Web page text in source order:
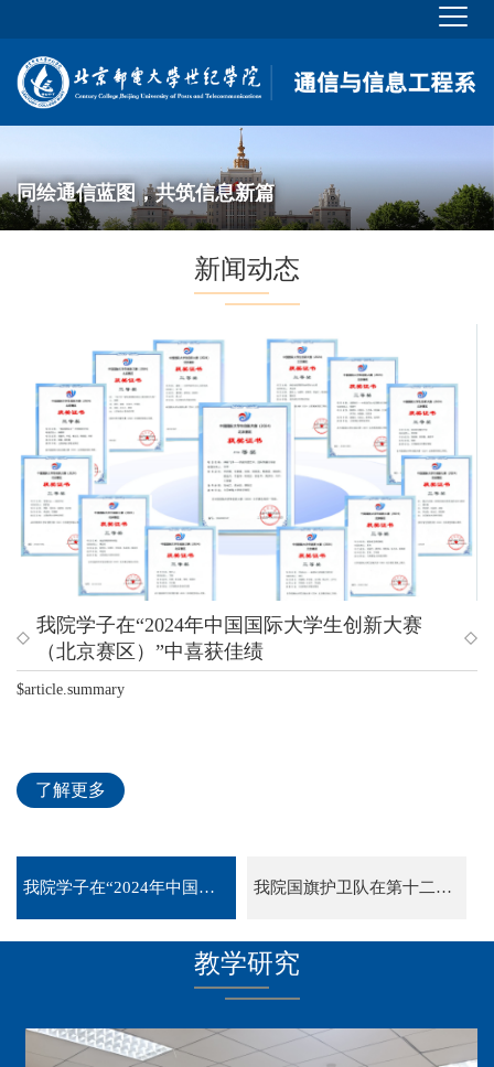
同绘通信蓝图，共筑信息新篇
新闻动态
我院学子在“2024年中国国际大学生创新大赛
（北京赛区）”中喜获佳绩
$article.summary
了解更多
我院国旗护卫队在第十二届北京高校国旗护卫队
展示赛中荣获佳绩
$article.summary
了解更多
第九届华为ICT大赛北京市赛 - 实践赛通信与信
息工程系颁奖仪式：以赛促学，佳绩闪耀育人硕
果
我院学子在“2024年中国国际大学生创新大赛（北京赛区）”中喜获佳绩 我院国旗护卫队在第十二届北京高校国旗护卫队展示赛中荣获佳绩
教学研究